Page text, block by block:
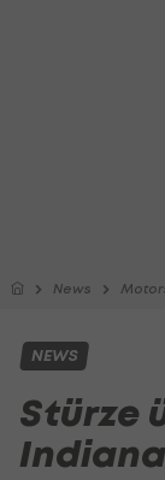
News
NEWS
Stürze